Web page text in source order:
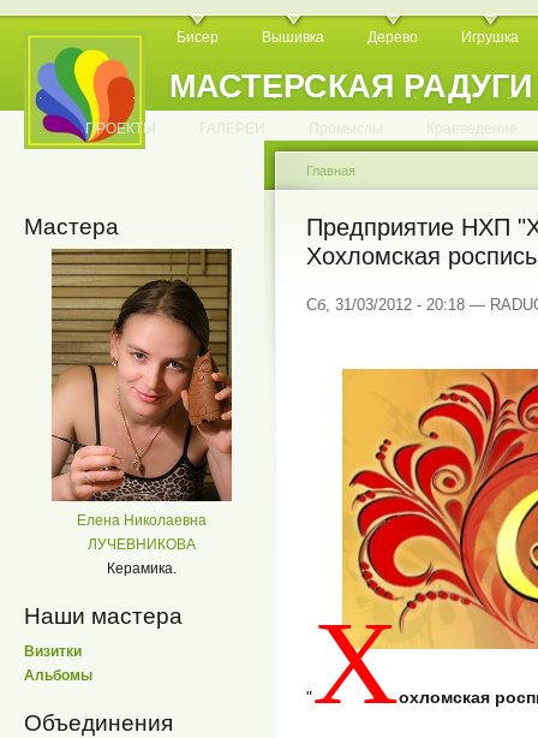
МАСТЕРСКАЯ РАДУГИ
Бисер Вышивка Дерево Игрушка
. . . . . . . . . . .
. ПРОЕКТЫ ГАЛЕРЕИ Промыслы Краеведение
Мастера
Елена Николаевна
ЛУЧЕВНИКОВА
Керамика.
Наши мастера
Визитки
Альбомы
Объединения
Главная
Предприятие НХП
Хохломская
Сб, 31/03/2012 - 20:18 —
"Хохломская